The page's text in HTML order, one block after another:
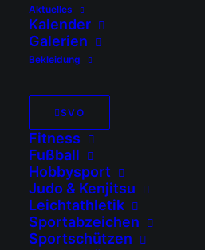
Aktuelles
Kalender
Galerien
Bekleidung
SVO
Fitness
Fußball
Hobbysport
Judo & Kenjitsu
Leichtathletik
Sportabzeichen
Sportschützen
08.08.2026